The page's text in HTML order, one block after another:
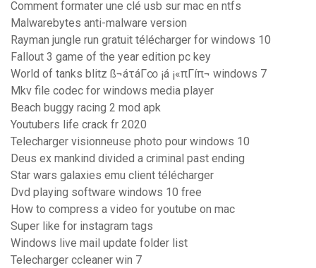
Comment formater une clé usb sur mac en ntfs
Malwarebytes anti-malware version
Rayman jungle run gratuit télécharger for windows 10
Fallout 3 game of the year edition pc key
World of tanks blitz ß¬áτáΓ∞ ¡á ¡«πΓíπ¬ windows 7
Mkv file codec for windows media player
Beach buggy racing 2 mod apk
Youtubers life crack fr 2020
Telecharger visionneuse photo pour windows 10
Deus ex mankind divided a criminal past ending
Star wars galaxies emu client télécharger
Dvd playing software windows 10 free
How to compress a video for youtube on mac
Super like for instagram tags
Windows live mail update folder list
Telecharger ccleaner win 7